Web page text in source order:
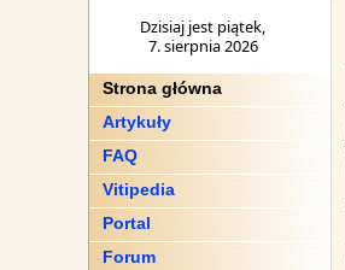
Dzisiaj jest piątek,
7. sierpnia 2026
Strona główna
Artykuły
FAQ
Vitipedia
Portal
Forum